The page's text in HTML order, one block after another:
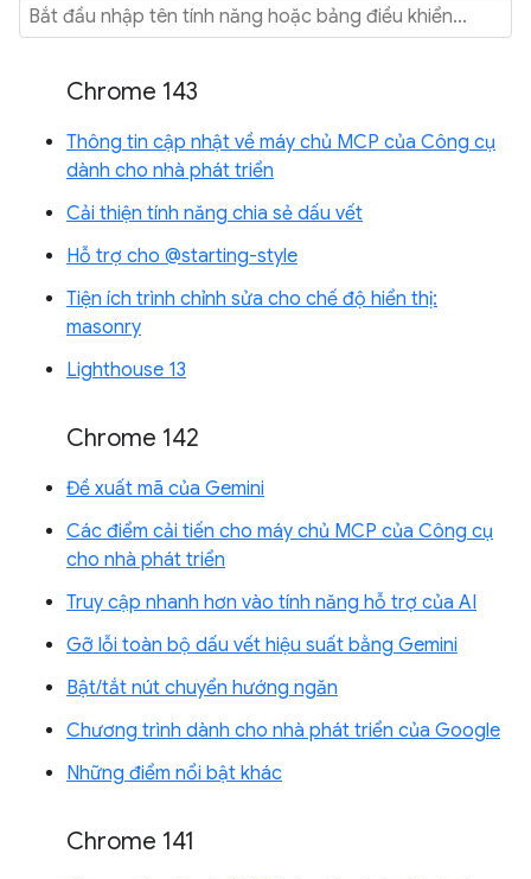
Chrome 143
Thông tin cập nhật về máy chủ MCP của Công cụ
dành cho nhà phát triển
Cải thiện tính năng chia sẻ dấu vết
Hỗ trợ cho @starting-style
Tiện ích trình chỉnh sửa cho chế độ hiển thị:
masonry
Lighthouse 13
Chrome 142
Đề xuất mã của Gemini
Các điểm cải tiến cho máy chủ MCP của Công cụ
cho nhà phát triển
Truy cập nhanh hơn vào tính năng hỗ trợ của AI
Gỡ lỗi toàn bộ dấu vết hiệu suất bằng Gemini
Bật/tắt nút chuyển hướng ngăn
Chương trình dành cho nhà phát triển của Google
Những điểm nổi bật khác
Chrome 141